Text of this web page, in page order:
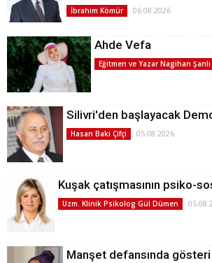
İbrahim Kömür 06.08.2026
Ahde Vefa
Eğitmen ve Yazar Nagihan Şanlı
Silivri'den başlayacak
Hasan Baki Çifçi 05.08.2026
Kuşak çatışmasının psiko-
Uzm. Klinik Psikolog Gül Dümen
Manşet defansında gösteri